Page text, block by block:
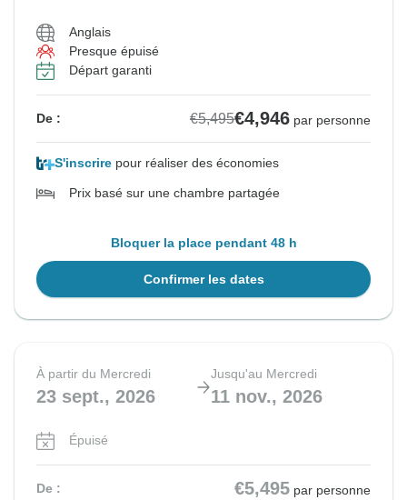
Anglais
Presque épuisé
Départ garanti
De : €5,495€4,946 par personne
S'inscrire pour réaliser des économies
Prix basé sur une chambre partagée
Bloquer la place pendant 48 h
Confirmer les dates
À partir du Mercredi
23 sept., 2026
Jusqu'au Mercredi
11 nov., 2026
Épuisé
De : €5,495 par personne